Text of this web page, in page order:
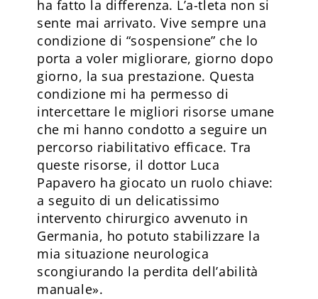
ha fatto la differenza. L’a-tleta non si
sente mai arrivato. Vive sempre una
condizione di “sospensione” che lo
porta a voler migliorare, giorno dopo
giorno, la sua prestazione. Questa
condizione mi ha permesso di
intercettare le migliori risorse umane
che mi hanno condotto a seguire un
percorso riabilitativo efficace. Tra
queste risorse, il dottor Luca
Papavero ha giocato un ruolo chiave:
a seguito di un delicatissimo
intervento chirurgico avvenuto in
Germania, ho potuto stabilizzare la
mia situazione neurologica
scongiurando la perdita dell’abilità
manuale».